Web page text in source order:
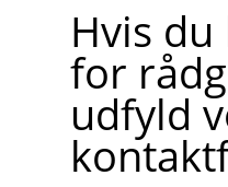
Hvis
for
udfyld